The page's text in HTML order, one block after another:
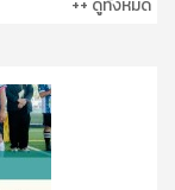
++ ดูทั้งหมด